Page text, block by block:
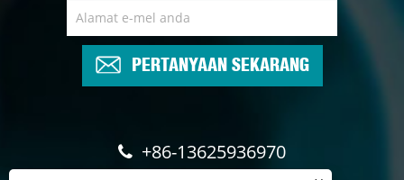
PERTANYAAN SEKARANG
+86-13625936970